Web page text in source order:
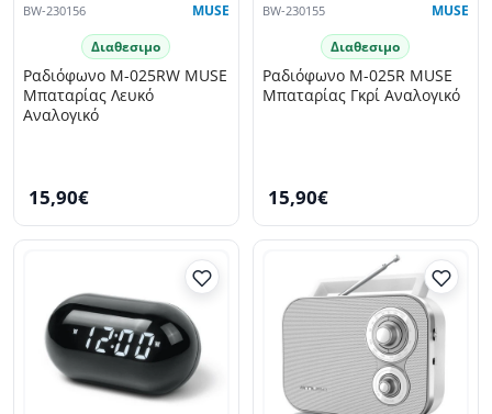
BW-230156 MUSE
Διαθεσιμο
Ραδιόφωνο M-025RW MUSE
Μπαταρίας Λευκό
Αναλογικό
15,90€
BW-230155 MUSE
Διαθεσιμο
Ραδιόφωνο M-025R MUSE
Μπαταρίας Γκρί Αναλογικό
15,90€